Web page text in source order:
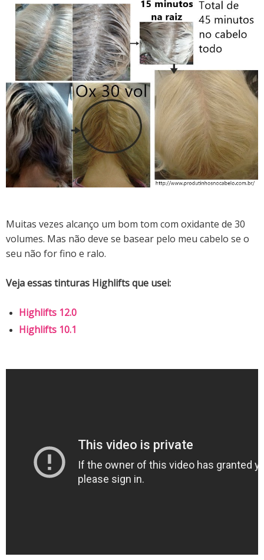
Muitas vezes alcanço um bom tom com oxidante de 30
volumes. Mas não deve se basear pelo meu cabelo se o
seu não for fino e ralo.
Veja essas tinturas Highlifts que usei:
Highlifts 12.0
Highlifts 10.1